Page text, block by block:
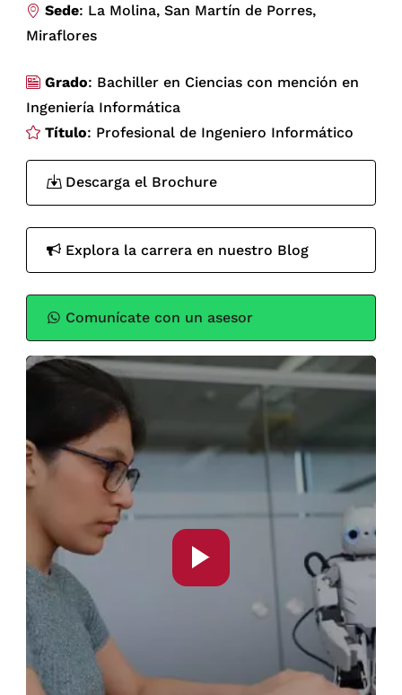
Sede: La Molina, San Martín de Porres,
Miraflores
Grado: Bachiller en Ciencias con mención en
Ingeniería Informática
Título: Profesional de Ingeniero Informático
Descarga el Brochure
Explora la carrera en nuestro Blog
Comunícate con un asesor